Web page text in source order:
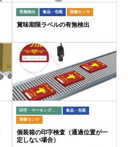
有無検出 食品・包装 画像センサ
賞味期限ラベルの有無検出
印字・マーキング検査
食品・包装
画像センサ
個装箱の印字検査（通過位置が一
定しない場合）